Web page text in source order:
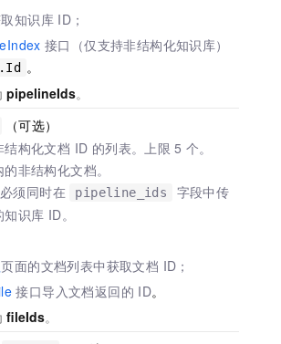
知识库 ID；
接口（仅支持非结构化知识库）
。
pipelineIds。
（可选）
构化文档 ID 的列表。上限 5 个。
非结构化文档。
须同时在
pipeline_ids
字段中传
识库 ID。
页面的文档列表中获取文档 ID；
接口导入文档返回的 ID。
fileIds。